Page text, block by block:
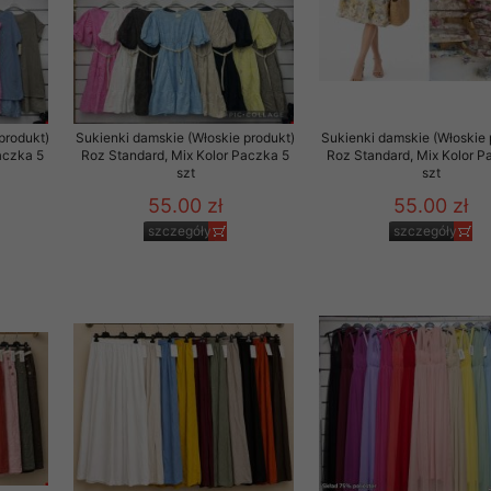
5
Sukienki damskie (Włoskie produkt)
Roz Standard, Mix Kolor Paczka 5
szt
55.00 zł
szczegóły
Sukienki damskie (Włoskie
Roz Standard, Mix Kolor
szt
55.00 zł
szczegóły
zgodę. Dotyczy to w
przez nas linka
i nowościach w
danych